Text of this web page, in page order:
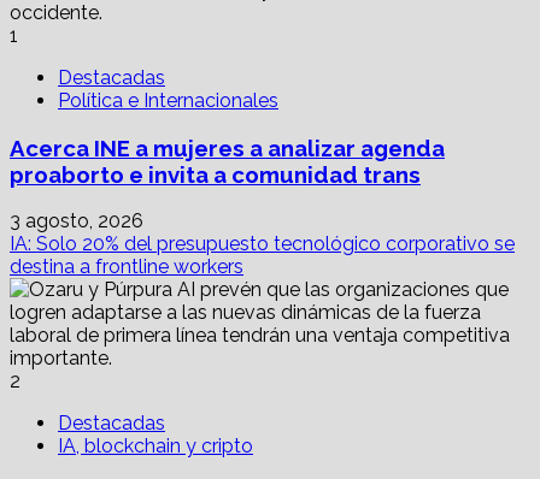
la
Gran
1
Destacadas
Política e Internacionales
Acerca INE a mujeres a analizar agenda
proaborto e invita a comunidad trans
3 agosto, 2026
IA: Solo 20% del presupuesto tecnológico corporativo se
destina a frontline workers
2
Destacadas
IA, blockchain y cripto